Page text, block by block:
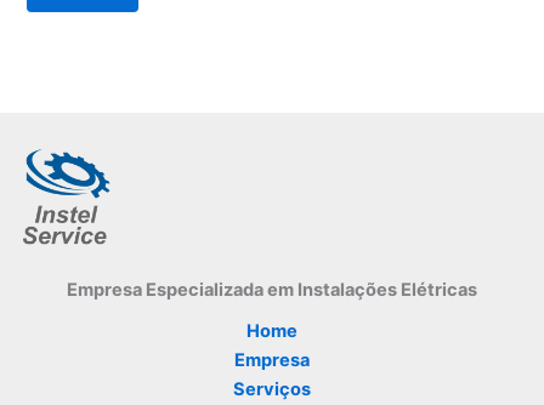
Empresa Especializadaem Instalações Elétricas
Home
Empresa
Serviços